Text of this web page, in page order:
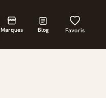
Marques Blog Favoris